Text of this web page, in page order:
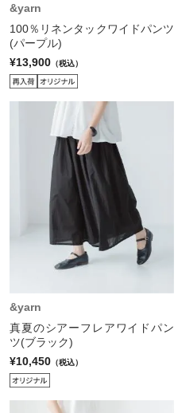
&yarn
100％リネンタックワイドパンツ
(パープル)
¥13,900 （税込）
&yarn
真夏のシアーフレアワイドパン
ツ(ブラック)
¥10,450 （税込）